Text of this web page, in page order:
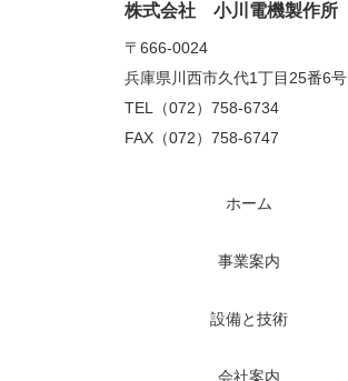
株式会社 小川電機製作所
〒666-0024
兵庫県川西市久代1丁目25番6号
TEL（072）758-6734
FAX（072）758-6747
ホーム
事業案内
設備と技術
会社案内